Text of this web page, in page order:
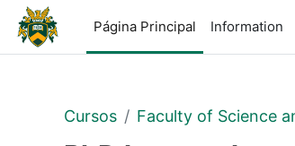
Salta al contenido principal
Página Principal
Information
Cursos Faculty of Science